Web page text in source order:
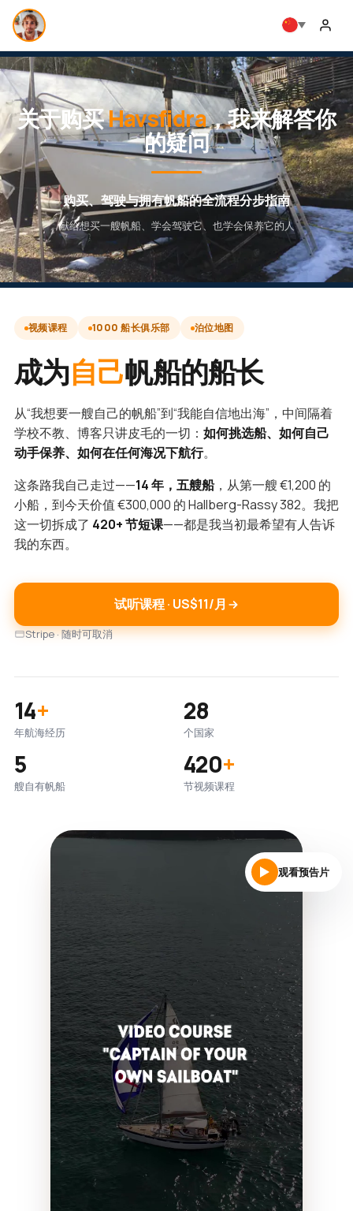
关于购买Havsfidra，我来解答你
的疑问
购买、驾驶与拥有帆船的全流程分步指南
献给想买一艘帆船、学会驾驶它、也学会保养它的人
视频课程 1000 船长俱乐部 泊位地图
成为自己帆船的船长
从“我想要一艘自己的帆船”到“我能自信地出海”，中间隔着
学校不教、博客只讲皮毛的一切： 如何挑选船、如何自己
动手保养、如何在任何海况下航行。
这条路我自己走过——14 年，五艘船，从第一艘 €1,200 的
小船，到今天价值 €300,000 的 Hallberg-Rassy 382。我把
这一切拆成了 420+ 节短课——都是我当初最希望有人告诉
我的东西。
试听课程 · US$11/月
Stripe · 随时可取消
14+
年航海经历
28
个国家
5
艘自有帆船
420+
节视频课程
观看预告片